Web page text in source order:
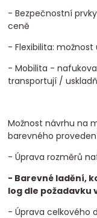
- Bezpečnostní
ceně
- Flexibilita:
- Mobilita -
transportují /
Možnost návrhu na
barevného
- Úprava rozměrů
- Barevné ladění,
log dle požadavku
- Úprava celkového